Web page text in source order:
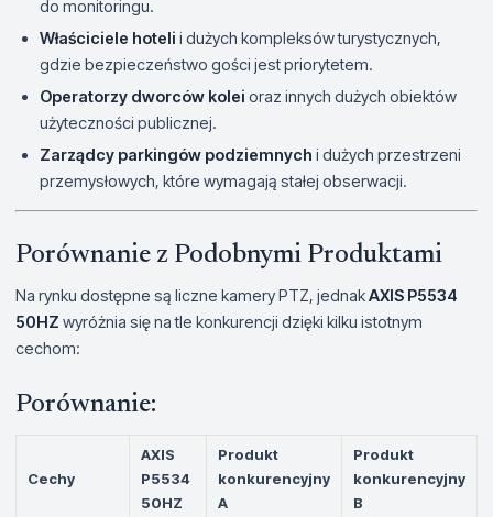
do monitoringu.
Właściciele hoteli i dużych kompleksów turystycznych,
gdzie bezpieczeństwo gości jest priorytetem.
Operatorzy dworców kolei oraz innych dużych obiektów
użyteczności publicznej.
Zarządcy parkingów podziemnych i dużych przestrzeni
przemysłowych, które wymagają stałej obserwacji.
Porównanie z Podobnymi Produktami
Na rynku dostępne są liczne kamery PTZ, jednakAXIS P5534
50HZ wyróżnia się na tle konkurencji dzięki kilku istotnym
cechom:
Porównanie:
Cechy
AXIS
P5534
50HZ
Produkt
konkurencyjny
A
Produkt
konkurencyjny
B